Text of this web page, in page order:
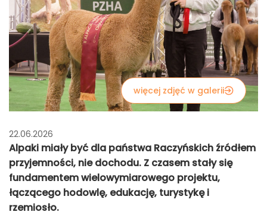
więcej zdjęć w galerii
22.06.2026
Alpaki miały być dla państwa Raczyńskich źródłem
przyjemności, nie dochodu. Z czasem stały się
fundamentem wielowymiarowego projektu,
łączącego hodowlę, edukację, turystykę i
rzemiosło.